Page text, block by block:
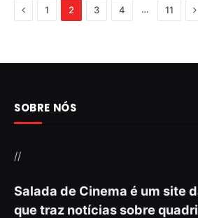
Previous
1 2 3 4 … 11
SOBRE NÓS
//
Salada de Cinema é um site
que traz notícias sobre